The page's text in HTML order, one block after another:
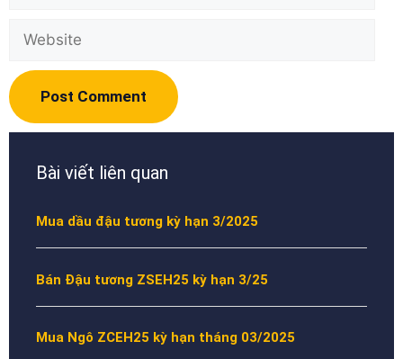
Website
Bài viết liên quan
Mua dầu đậu tương kỳ hạn 3/2025
Bán Đậu tương ZSEH25 kỳ hạn 3/25
Mua Ngô ZCEH25 kỳ hạn tháng 03/2025